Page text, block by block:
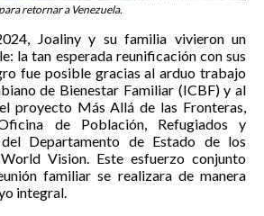
retornar a Venezuela.
Joaliny y su familia vivieron un
la tan esperada reunificación con sus
fue posible gracias al arduo trabajo
de Bienestar Familiar (ICBF) y al
proyecto Más Allá de las Fronteras,
de Población, Refugiados y
Departamento de Estado de los
Vision. Este esfuerzo conjunto
familiar se realizara de manera
integral.